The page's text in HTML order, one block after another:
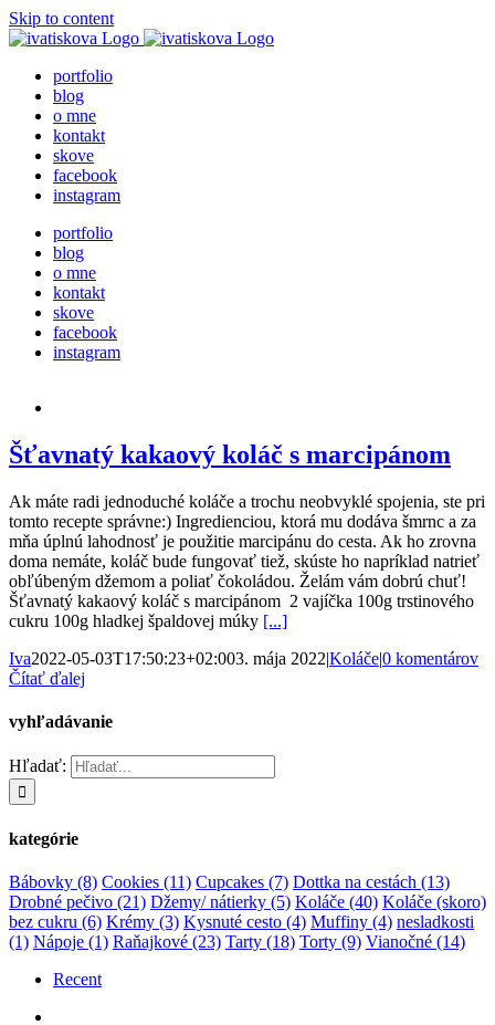
Skip to content
portfolio
blog
o mne
kontakt
skove
facebook
instagram
portfolio
blog
o mne
kontakt
skove
facebook
instagram
Šťavnatý kakaový koláč s marcipánom
Ak máte radi jednoduché koláče a trochu neobvyklé spojenia, ste pri
tomto recepte správne:) Ingredienciou, ktorá mu dodáva šmrnc a za
mňa úplnú lahodnosť je použitie marcipánu do cesta. Ak ho zrovna
doma nemáte, koláč bude fungovať tiež, skúste ho napríklad natrieť
obľúbeným džemom a poliať čokoládou. Želám vám dobrú chuť!
Šťavnatý kakaový koláč s marcipánom 2 vajíčka 100g trstinového
cukru 100g hladkej špaldovej múky [...]
Iva2022-05-03T17:50:23+02:003. mája 2022|Koláče|0 komentárov
Čítať ďalej
vyhľadávanie
Hľadať:
kategórie
Bábovky (8) Cookies (11) Cupcakes (7) Dottka na cestách (13)
Drobné pečivo (21) Džemy/ nátierky (5) Koláče (40) Koláče (skoro)
bez cukru (6) Krémy (3) Kysnuté cesto (4) Muffiny (4) nesladkosti
(1) Nápoje (1) Raňajkové (23) Tarty (18) Torty (9) Vianočné (14)
Recent